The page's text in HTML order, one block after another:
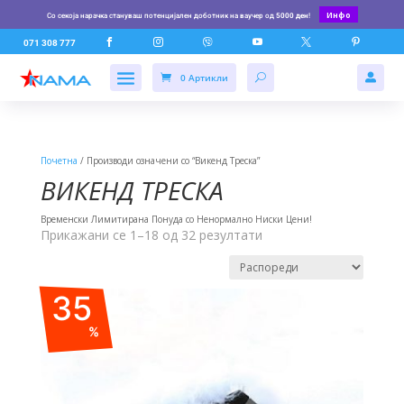
Со секоја нарачка стануваш потенцијален доботник на ваучер од 5000 ден! Инфо
071 308 777      
0 Артикли 
Почетна / Производи означени со “Викенд Треска”
ВИКЕНД ТРЕСКА
Временски Лимитирана Понуда со Ненормално Ниски Цени!
Прикажани се 1–18 од 32 резултати
35
%